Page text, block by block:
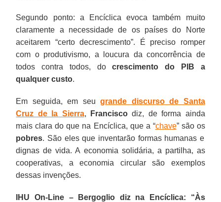
Segundo ponto: a Encíclica evoca também muito
claramente a necessidade de os países do Norte
aceitarem “certo decrescimento”. É preciso romper
com o produtivismo, a loucura da concorrência de
todos contra todos, docrescimento do PIB
a
qualquer custo.
Em seguida, em seugrande discurso de Santa
Cruz de la Sierra, Francisco diz, de forma ainda
mais clara do que na Encíclica, que a “chave” são os
pobres. São eles que inventarão formas humanas e
dignas de vida. A economia solidária, a partilha, as
cooperativas, a economia circular são exemplos
dessas invenções.
IHU On-Line – Bergoglio diz na Encíclica: “Às